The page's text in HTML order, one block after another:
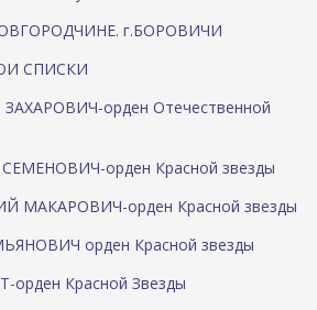
г.БОРОВИЧИ
СПИСКИ
орден Отечественной
орден Красной звезды
МАКАРОВИЧ-орден Красной звезды
орден Красной звезды
Красной Звезды